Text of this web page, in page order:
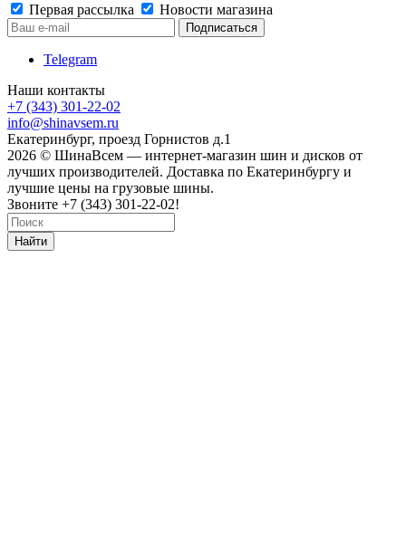
Первая рассылка
Новости магазина
Telegram
Наши контакты
+7 (343) 301-22-02
info@shinavsem.ru
Екатеринбург, проезд Горнистов д.1
2026 © ШинаВсем — интернет-магазин шин и дисков от
лучших производителей. Доставка по Екатеринбургу и
лучшие цены на грузовые шины.
Звоните +7 (343) 301-22-02!
Найти